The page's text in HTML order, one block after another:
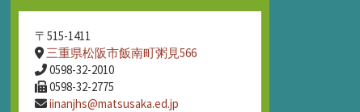
〒515-1411
三重県松阪市飯南町粥見566
0598-32-2010
0598-32-2775
iinanjhs@matsusaka.ed.jp